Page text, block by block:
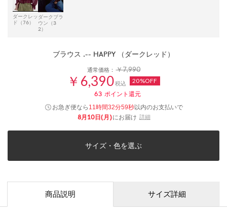
ダークレッ
ド（76）
ダークブラ
ウン（3
2）
ブラウス .-- HAPPY （ダークレッド）
通常価格：￥7,990
￥6,390税込 20%OFF
63 ポイント還元
お急ぎ便なら 11時間32分59秒以内のお支払いで
8月10日(月)にお届け 詳細
サイズ・色を選ぶ
商品説明 サイズ詳細